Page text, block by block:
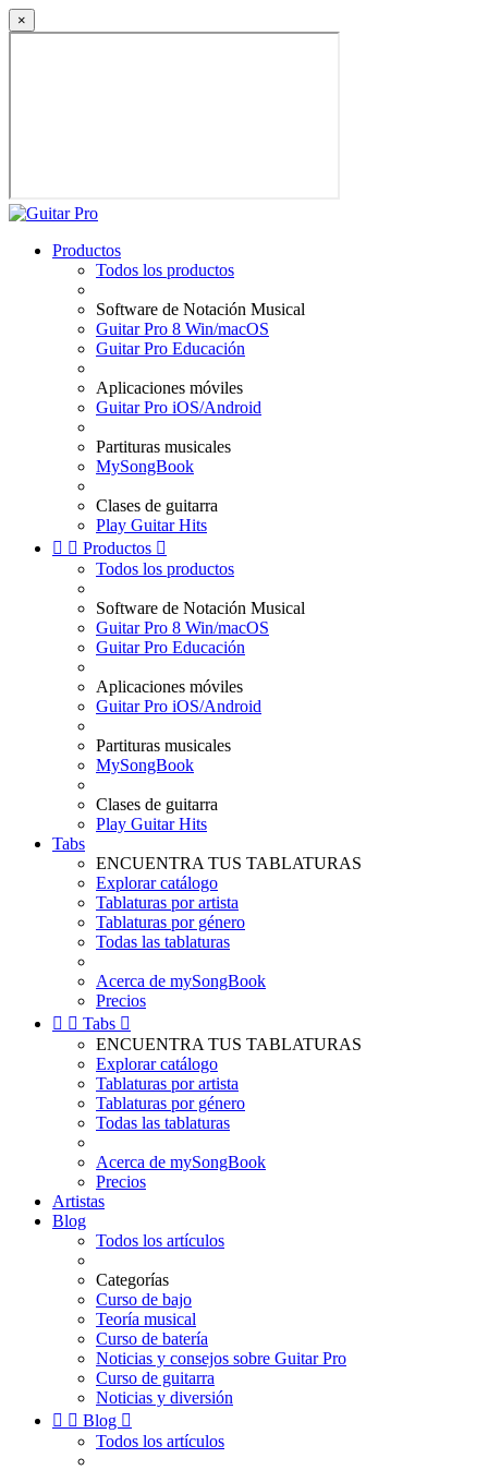
×
Productos
Todos los productos
Software de Notación Musical
Guitar Pro 8 Win/macOS
Guitar Pro Educación
Aplicaciones móviles
Guitar Pro iOS/Android
Partituras musicales
MySongBook
Clases de guitarra
Play Guitar Hits
  Productos 
Todos los productos
Software de Notación Musical
Guitar Pro 8 Win/macOS
Guitar Pro Educación
Aplicaciones móviles
Guitar Pro iOS/Android
Partituras musicales
MySongBook
Clases de guitarra
Play Guitar Hits
Tabs
ENCUENTRA TUS TABLATURAS
Explorar catálogo
Tablaturas por artista
Tablaturas por género
Todas las tablaturas
Acerca de mySongBook
Precios
  Tabs 
ENCUENTRA TUS TABLATURAS
Explorar catálogo
Tablaturas por artista
Tablaturas por género
Todas las tablaturas
Acerca de mySongBook
Precios
Artistas
Blog
Todos los artículos
Categorías
Curso de bajo
Teoría musical
Curso de batería
Noticias y consejos sobre Guitar Pro
Curso de guitarra
Noticias y diversión
  Blog 
Todos los artículos